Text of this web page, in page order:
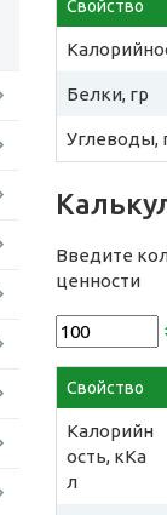
Свойство
Белки, гр
Углеводы,
Введите
ценности
Свойство
Калорийн
ость, кКа
л